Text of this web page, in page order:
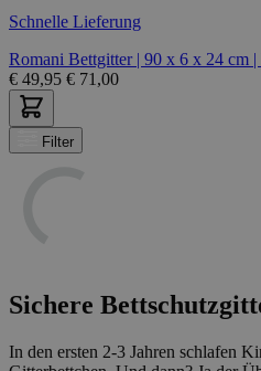
Schnelle Lieferung
Romani Bettgitter | 90 x 6 x 24 cm |
€ 49,95 € 71,00
Filter
Sichere
In den ersten 2-3 Jahren schlafen